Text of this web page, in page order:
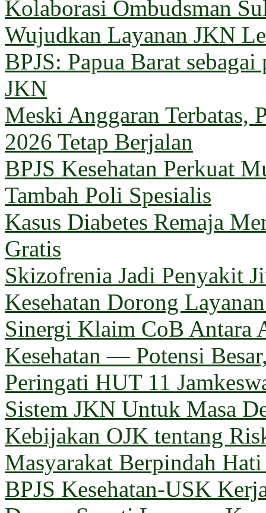
Kolaborasi Ombudsman
Wujudkan Layanan JKN
BPJS: Papua Barat
JKN
Meski Anggaran Terbatas,
2026 Tetap Berjalan
BPJS Kesehatan Perkuat
Tambah Poli Spesialis
Kasus Diabetes Remaja
Gratis
Skizofrenia Jadi Penyakit
Kesehatan Dorong
Sinergi Klaim CoB Antara
Kesehatan — Potensi
Peringati HUT 11
Sistem JKN Untuk Masa
Kebijakan OJK tentang
Masyarakat Berpindah
BPJS Kesehatan-USK